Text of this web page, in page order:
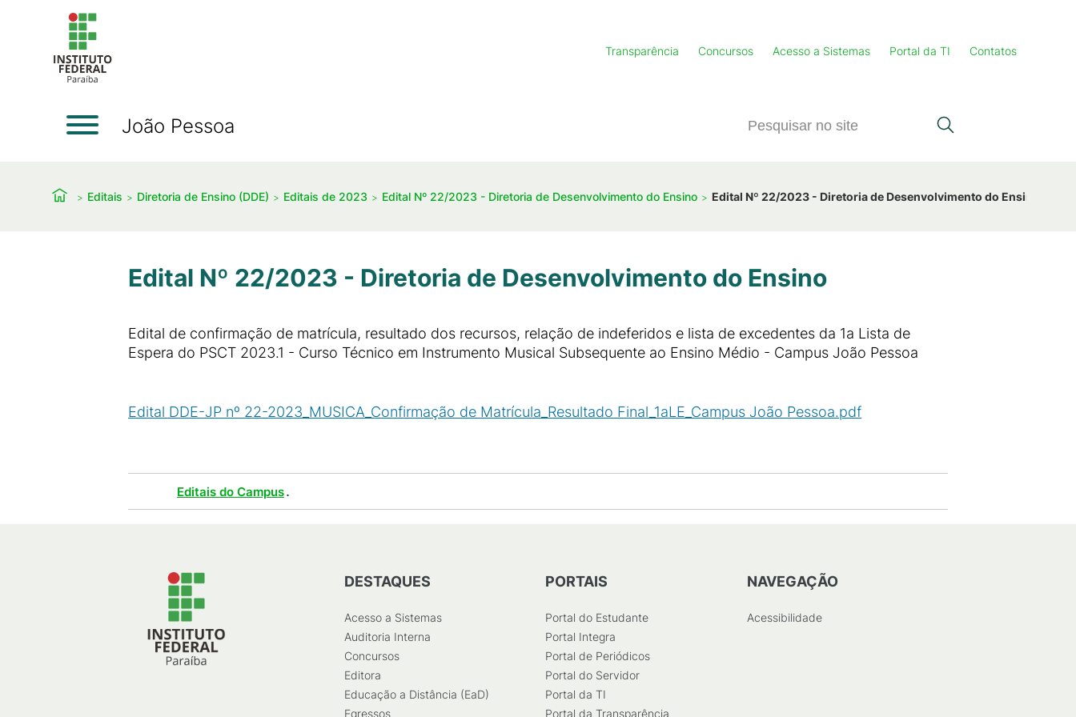
Transparência Concursos Acesso a Sistemas Portal da TI Contatos
João Pessoa
Editais Diretoria de Ensino (DDE) Editais de 2023 Edital Nº 22/2023 - Diretoria de Desenvolvimento do Ensino Edital Nº 22/2023 - Diretoria de Desenvolvimento do Ensino
Edital Nº 22/2023 - Diretoria de Desenvolvimento do Ensino
Edital de confirmação de matrícula, resultado dos recursos, relação de indeferidos e lista de excedentes da 1a Lista de
Espera do PSCT 2023.1 - Curso Técnico em Instrumento Musical Subsequente ao Ensino Médio - Campus João Pessoa
Edital DDE-JP nº 22-2023_MUSICA_Confirmação de Matrícula_Resultado Final_1aLE_Campus João Pessoa.pdf
Editais do Campus.
DESTAQUES
Acesso a Sistemas
Auditoria Interna
Concursos
Editora
Educação a Distância (EaD)
Egressos
PORTAIS
Portal do Estudante
Portal Integra
Portal de Periódicos
Portal do Servidor
Portal da TI
Portal da Transparência
NAVEGAÇÃO
Acessibilidade